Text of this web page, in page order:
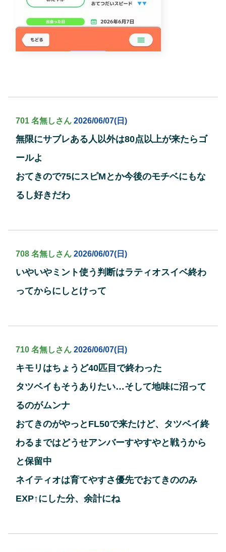
701 名無しさん 2026/06/07(日)
無限にサブレある人以外は80点以上が来たらゴ
ールよ
おてきので75にスピMとか今後のモチベにもな
るし好きだわ
708 名無しさん 2026/06/07(日)
いやいやミント使う判断はラティオスイベ終わ
ってからにしとけって
710 名無しさん 2026/06/07(日)
キモリはちょうど40匹目で終わった
タツベイもそうありたい…そして地味に沼って
るのがムンナ
おてきのがやっとFL50で来たけど、タツベイ終
わるまではどうせアンバーすやすやと戦うから
と保留中
ネイティオは育てやすさ優先でおてきののみ
EXP↑にした分、余計にね